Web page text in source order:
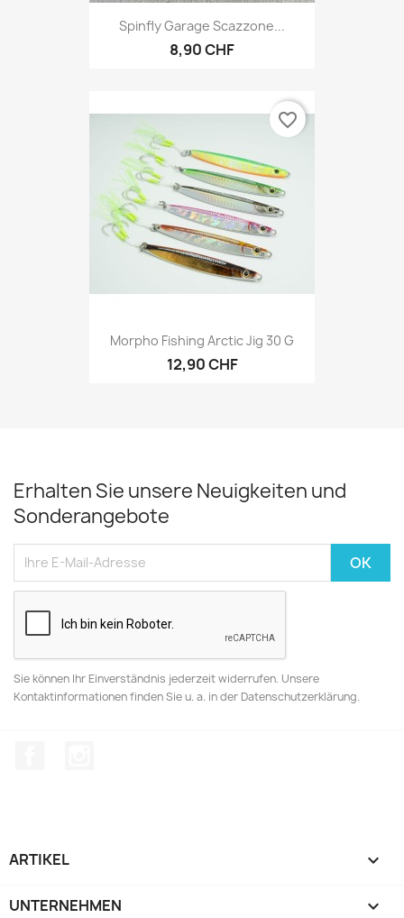
Spinfly Garage Scazzone...
8,90 CHF
Morpho Fishing Arctic Jig 30 G
12,90 CHF
favorite_border
Erhalten Sie unsere Neuigkeiten und
Sonderangebote
Sie können Ihr Einverständnis jederzeit widerrufen. Unsere
Kontaktinformationen finden Sie u. a. in der Datenschutzerklärung.
ARTIKEL 
UNTERNEHMEN 